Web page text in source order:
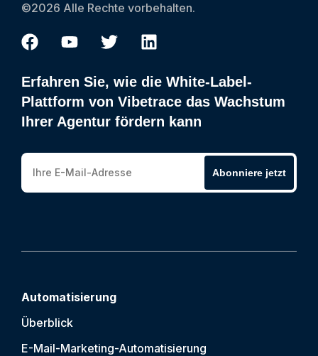
©2026 Alle Rechte vorbehalten.
Erfahren Sie, wie die White-Label-
Plattform von Vibetrace das Wachstum
Ihrer Agentur fördern kann
Abonniere jetzt
Automatisierung
Überblick
E-Mail-Marketing-Automatisierung